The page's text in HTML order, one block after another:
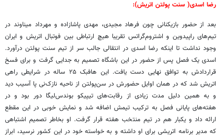
رضا اسدی( سنت پولتن اتریش):
بعد از حضور بازیکنانی چون فرهاد مجیدی، مهدی پاشازاده و مهرداد میناوند در
تیم‌های راپیدوین و اشتروم‌گراتس تقریبا هیچ ارتباطی بین فوتبال اتریش و ایران
وجود نداشت تا اینکه رضا اسدی در انتقالی جالب سر از تیم سنت پولتن درآورد.
اسدی یک فصل پس از حضور در این باشگاه تصمیم به جدایی گرفت و برای فسخ
قراردادش به توافق نهایی دست یافت. این هافبک ۲۵ ساله در شرایطی راهی
اتریش شد که در همان اوایل حضورش در سن‌پولتن از ناحیه نازک‌نی پا آسیب دید
و به همین دلیل مدت زیادی از رقابت‌های تیپیکو بوندس‌لیگا دور بود و در
هفته‌های پایانی فصل به ترکیب تیمش اضافه شد و نمایش خوبی در این مقطع
ارائه داد و یکبار هم در تیم منتخب هفته قرار گرفت. او بخاطر تصمیم اشتباهی
که مدیر برنامه اتریشی برای او داشته و به خواسته خود در این کشور نرسید، ابراز